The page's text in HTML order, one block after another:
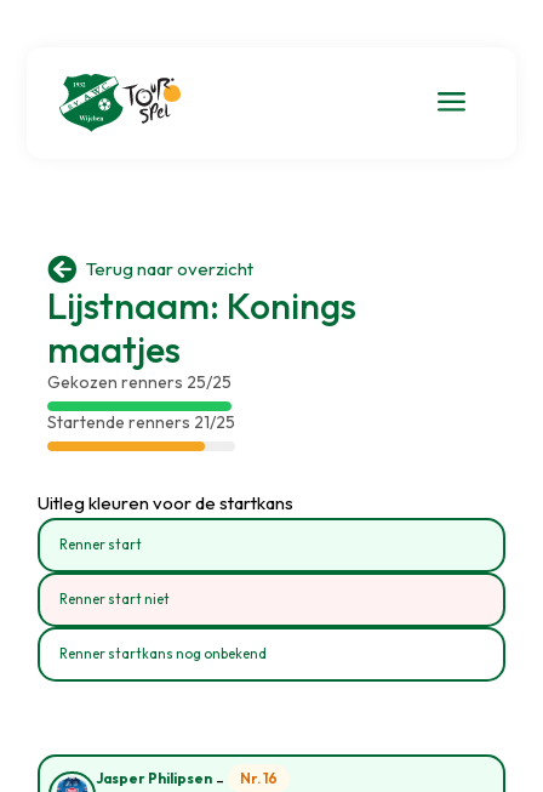
a
 Terug naar overzicht
Lijstnaam: Konings
maatjes
Gekozen renners 25/25
Startende renners 21/25
Uitleg kleuren voor de startkans
Renner start
Renner start niet
Renner startkans nog onbekend
Jasper Philipsen - Nr. 16